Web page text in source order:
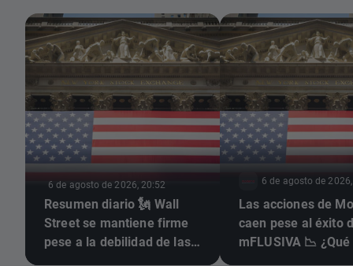
6 de agosto de 2026, 20:52
Resumen diario 🗽 Wall
Street se mantiene firme
pese a la debilidad de las
6 de agosto de
Las acciones de
caen pese al éxito
mFLUSIVA 📉